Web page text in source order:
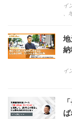
イ
地
納
イ